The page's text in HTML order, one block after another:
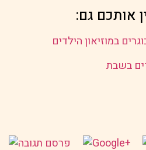
אותכם גם:
במוזיאון הילדים
בשבת